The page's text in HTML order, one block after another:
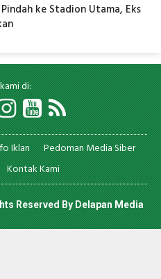
ke Stadion Utama, Eks
di:
Iklan
Pedoman Media Siber
Kontak Kami
Reserved ByDelapan Media